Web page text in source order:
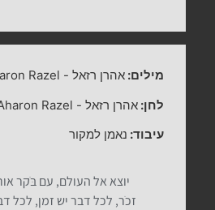
מילים:אהרן רזאל -
Razel
לחן:אהרן רזאל -
Razel
עיבוד: נאמן למקור
יוצא אל העולם, עם בֹּקר
זכֹר, לכל דבר יש זמן, לכל